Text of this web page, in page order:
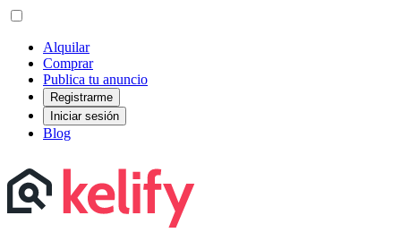
Alquilar
Comprar
Publica tu anuncio
Registrarme
Iniciar sesión
Blog